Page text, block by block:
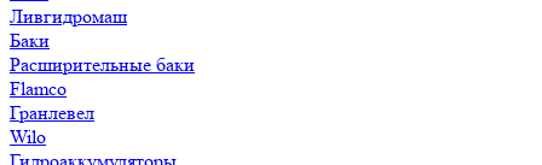
Ливгидромаш
Баки
Расширительные баки
Flamco
Гранлевел
Wilo